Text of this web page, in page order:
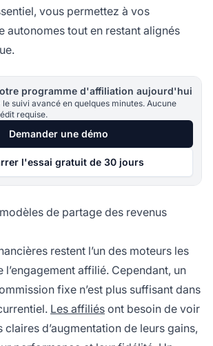
vous permettez à vos
autonomes tout en restant alignés
programme d'affiliation aujourd'hui
suivi avancé en quelques minutes. Aucune
requise.
Demander une démo
l'essai gratuit de 30 jours
de partage des revenus
restent l’un des moteurs les
l’engagement affilié. Cependant, un
fixe n’est plus suffisant dans
Les affiliés ont besoin de voir
d’augmentation de leurs gains,